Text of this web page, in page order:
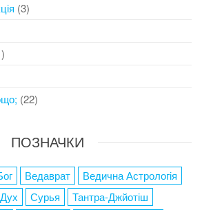
(3)
(22)
ПОЗНАЧКИ
Ведаврат
Ведична Астрологія
Дух Сурья
Тантра-Джйотіш